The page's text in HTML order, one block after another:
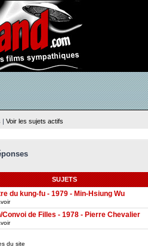
| Voir les sujets actifs
SUJETS
du kung-fu - 1979 - Min-Hsiung Wu
de Filles - 1978 - Pierre Chevalier
du site